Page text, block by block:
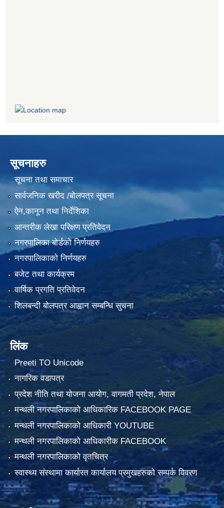
सूचनाहरु
सूचना तथा समाचार
सार्वजनिक खरीद /बोलपत्र सूचना
ऐन,कानून तथा निर्देशिका
आन्तरीक लेखा परिक्षण प्रतिवेदन
नगरपालिका बोर्डको निर्णयहरु
नगरपालिकाको निर्णयहरु
बजेट तथा कार्यक्रम
वार्षिक प्रगति प्रतिवेदन
शिलबन्दी बोलपत्र आह्वान सम्बन्धि सुचना
लिंक
Preeti TO Unicode
नागरिक वडापत्र
प्रदेश नीति तथा योजना आयोग, वागमती प्रदेश, नेपाल
मन्थली नगरपालिकाको आधिकारिक FACEBOOK PAGE
मन्थली नगरपालिकाको आधिकारी YOUTUBE
मन्थली नगरपालिकाको आधिकारीक FACEBOOK
मन्थली नगरपालिकाको वृतचित्र
स्वास्थ्य संस्थामा कार्यारत कार्यालय प्रमुखहरुको सम्पर्क विवरण